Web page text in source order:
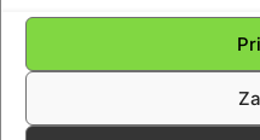
Kliknite da
kolačiće i